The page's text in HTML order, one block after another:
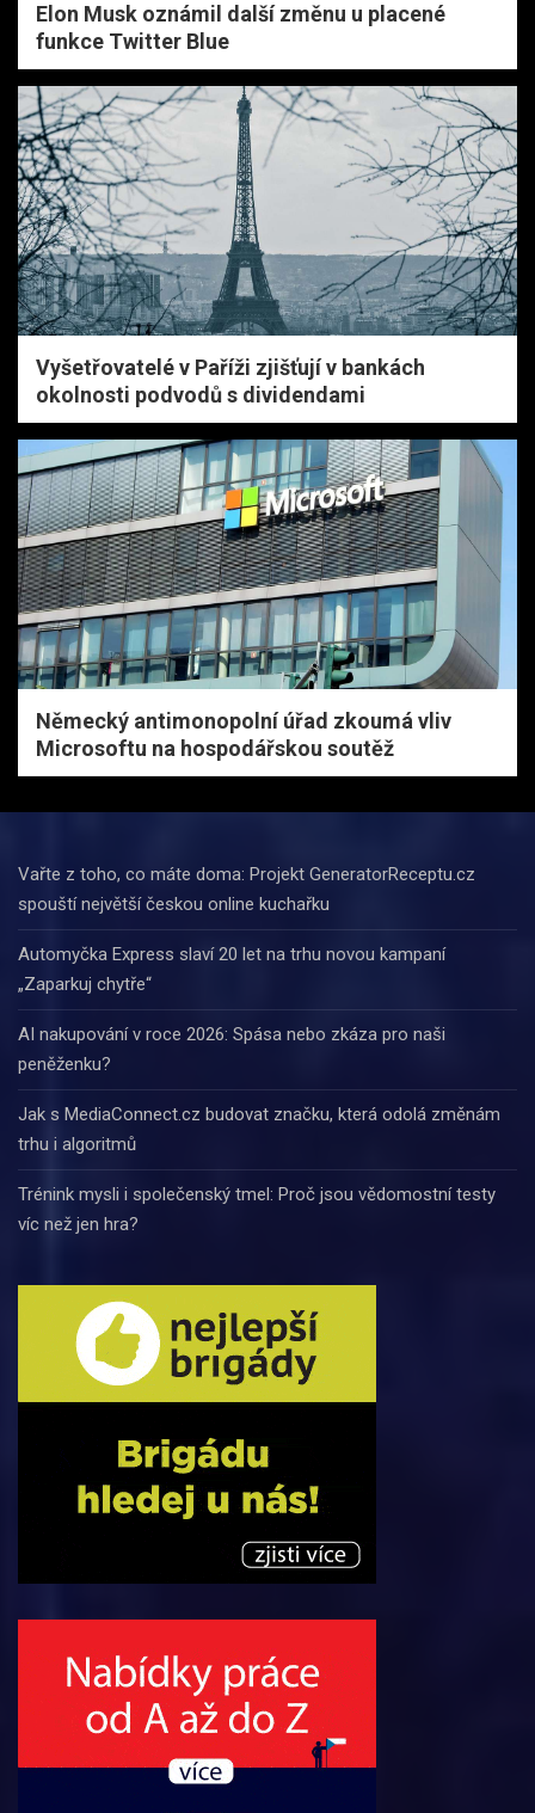
Elon Musk oznámil další změnu u placené
funkce Twitter Blue
Vyšetřovatelé v Paříži zjišťují v bankách
okolnosti podvodů s dividendami
Německý antimonopolní úřad zkoumá vliv
Microsoftu na hospodářskou soutěž
Vařte z toho, co máte doma: Projekt GeneratorReceptu.cz
spouští největší českou online kuchařku
Automyčka Express slaví 20 let na trhu novou kampaní
„Zaparkuj chytře“
AI nakupování v roce 2026: Spása nebo zkáza pro naši
peněženku?
Jak s MediaConnect.cz budovat značku, která odolá změnám
trhu i algoritmů
Trénink mysli i společenský tmel: Proč jsou vědomostní testy
víc než jen hra?